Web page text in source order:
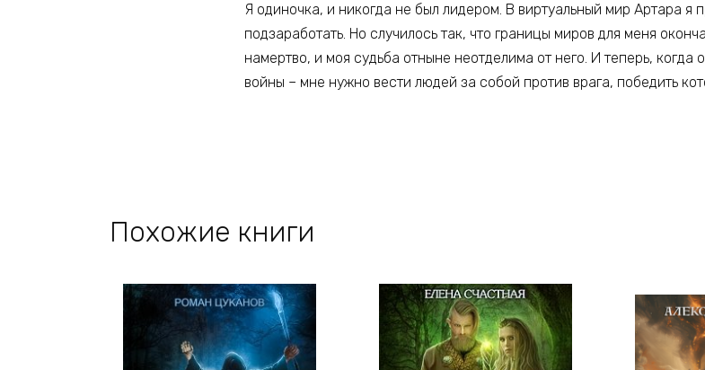
Я одиночка, и никогда не был лидером. В виртуальный мир Артара я
подзаработать. Но случилось так, что границы миров для меня
намертво, и моя судьба отныне неотделима от него. И теперь, когда
войны – мне нужно вести людей за собой против врага, победить
Похожие книги